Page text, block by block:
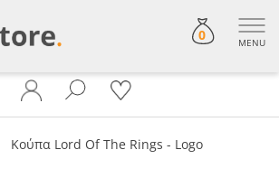
0 MENU
Κούπα Lord Of The Rings - Logo